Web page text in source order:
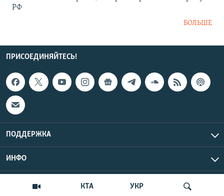
КТА УКР
РФ
БОЛЬШЕ
ПРИСОЕДИНЯЙТЕСЬ!
ПОДДЕРЖКА
ИНФО
Copyright Крым.Реалии, 2026 | Все права защищены.
UTC+3